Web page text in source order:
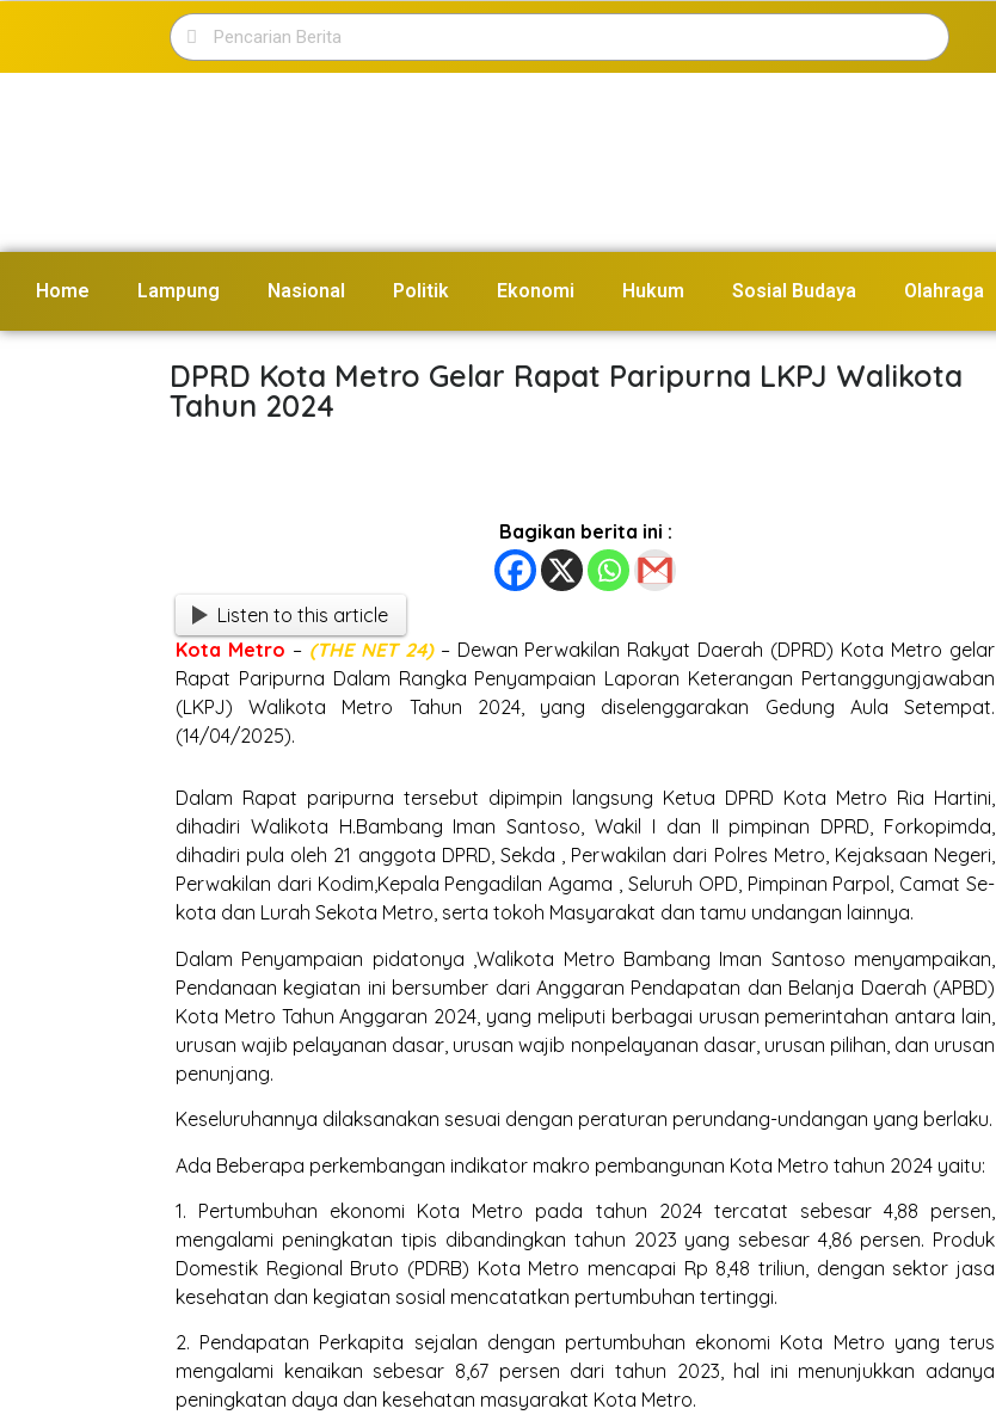
Home Lampung Nasional Politik Ekonomi Hukum Sosial Budaya Olahraga
DPRD Kota Metro Gelar Rapat Paripurna LKPJ Walikota
Tahun 2024
Bagikan berita ini :
Listen to this article
Kota Metro – (THE NET 24)– Dewan Perwakilan Rakyat Daerah (DPRD) Kota Metro gelar
Rapat Paripurna Dalam Rangka Penyampaian Laporan Keterangan Pertanggungjawaban
(LKPJ) Walikota Metro Tahun 2024, yang diselenggarakan Gedung Aula Setempat.
(14/04/2025).
Dalam Rapat paripurna tersebut dipimpin langsung Ketua DPRD Kota Metro Ria Hartini,
dihadiri Walikota H.Bambang Iman Santoso, Wakil I dan II pimpinan DPRD, Forkopimda,
dihadiri pula oleh 21 anggota DPRD, Sekda , Perwakilan dari Polres Metro, Kejaksaan Negeri,
Perwakilan dari Kodim,Kepala Pengadilan Agama , Seluruh OPD, Pimpinan Parpol, Camat Se-
kota dan Lurah Sekota Metro, serta tokoh Masyarakat dan tamu undangan lainnya.
Dalam Penyampaian pidatonya ,Walikota Metro Bambang Iman Santoso menyampaikan,
Pendanaan kegiatan ini bersumber dari Anggaran Pendapatan dan Belanja Daerah (APBD)
Kota Metro Tahun Anggaran 2024, yang meliputi berbagai urusan pemerintahan antara lain,
urusan wajib pelayanan dasar, urusan wajib nonpelayanan dasar, urusan pilihan, dan urusan
penunjang.
Keseluruhannya dilaksanakan sesuai dengan peraturan perundang-undangan yang berlaku.
Ada Beberapa perkembangan indikator makro pembangunan Kota Metro tahun 2024 yaitu:
1. Pertumbuhan ekonomi Kota Metro pada tahun 2024 tercatat sebesar 4,88 persen,
mengalami peningkatan tipis dibandingkan tahun 2023 yang sebesar 4,86 persen. Produk
Domestik Regional Bruto (PDRB) Kota Metro mencapai Rp 8,48 triliun, dengan sektor jasa
kesehatan dan kegiatan sosial mencatatkan pertumbuhan tertinggi.
2. Pendapatan Perkapita sejalan dengan pertumbuhan ekonomi Kota Metro yang terus
mengalami kenaikan sebesar 8,67 persen dari tahun 2023, hal ini menunjukkan adanya
peningkatan daya dan kesehatan masyarakat Kota Metro.